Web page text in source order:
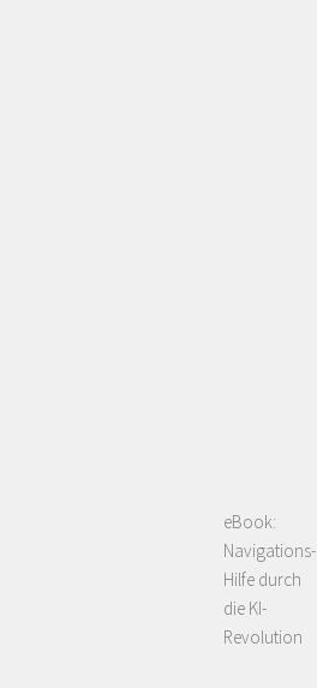
eBook:
Navigations-
Hilfe durch
die KI-
Revolution